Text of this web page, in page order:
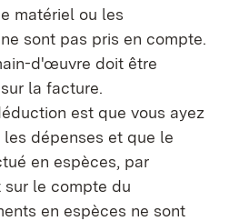
matériel ou les
sont pas pris en compte.
d'œuvre doit être
la facture.
est que vous ayez
dépenses et que le
en espèces, par
sur le compte du
en espèces ne sont